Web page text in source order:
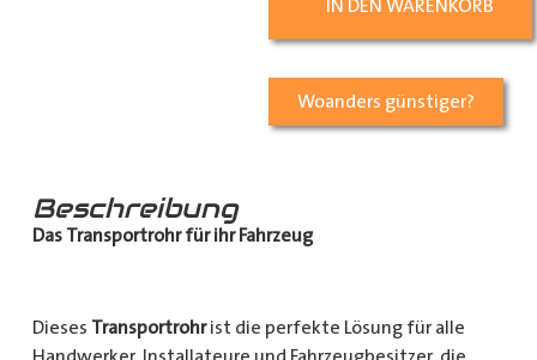
IN DEN WARENKORB
Woanders günstiger?
Beschreibung
Das Transportrohr für ihr Fahrzeug
Dieses Transportrohrist die perfekte Lösung für alle